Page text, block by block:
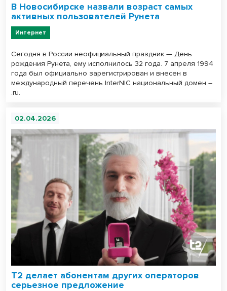
В Новосибирске назвали возраст самых
активных пользователей Рунета
Интернет
Сегодня в России неофициальный праздник — День
рождения Рунета, ему исполнилось 32 года. 7 апреля 1994
года был официально зарегистрирован и внесен в
международный перечень InterNIC национальный домен –
.ru.
02.04.2026
Т2 делает абонентам других операторов
серьезное предложение